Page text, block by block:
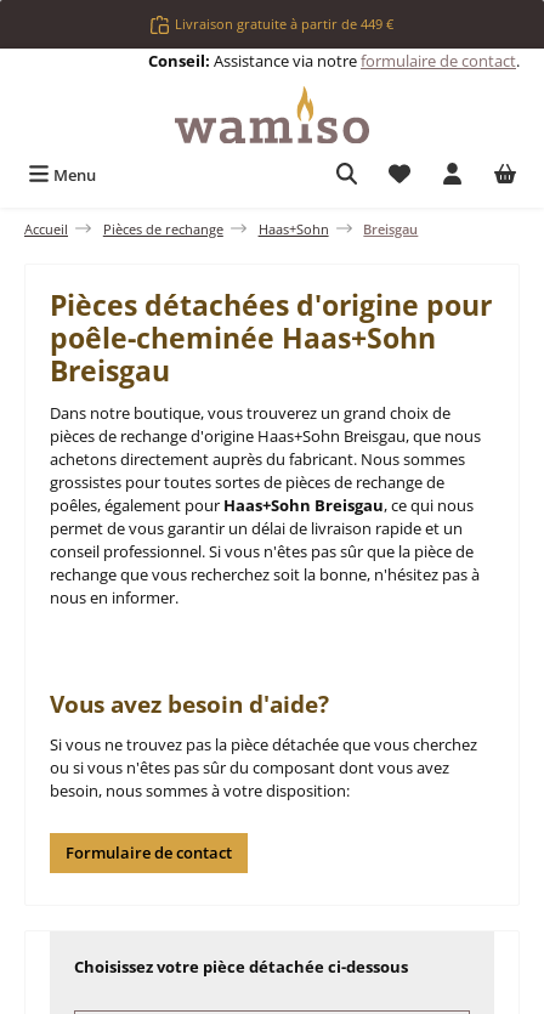
Passer au contenu principalLivraison gratuite à partir de 449 €
Conseil: Assistance via notreformulaire de contact.
Menu Vous avez 0
Accueil Pièces de rechange Haas+Sohn Breisgau
Pièces détachées d'origine pour
poêle-cheminée Haas+Sohn
Breisgau
Dans notre boutique, vous trouverez un grand choix de
pièces de rechange d'origine Haas+Sohn Breisgau, que nous
achetons directement auprès du fabricant. Nous sommes
grossistes pour toutes sortes de pièces de rechange de
poêles, également pour Haas+Sohn Breisgau, ce qui nous
permet de vous garantir un délai de livraison rapide et un
conseil professionnel. Si vous n'êtes pas sûr que la pièce de
rechange que vous recherchez soit la bonne, n'hésitez pas à
nous en informer.
Vous avez besoin d'aide?
Si vous ne trouvez pas la pièce détachée que vous cherchez
ou si vous n'êtes pas sûr du composant dont vous avez
besoin, nous sommes à votre disposition:
Formulaire de contact
Choisissez votre pièce détachée ci-dessous